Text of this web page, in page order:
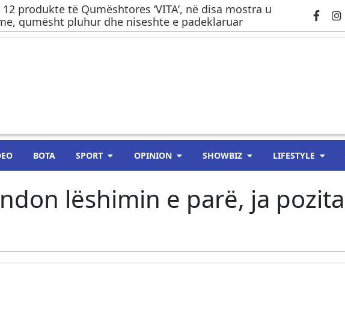
produkte të Qumështores ‘VITA’, në disa mostra u
qumësht pluhur dhe niseshte e padeklaruar
BOTA SPORT OPINION SHOWBIZ LIFESTYLE
lëshimin e parë, ja pozita